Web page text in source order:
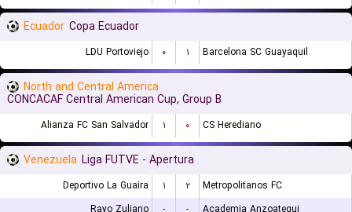
Ecuador Copa Ecuador
LDU Portoviejo ۰ ۱ Barcelona SC Guayaquil
North and Central America
CONCACAF Central American Cup, Group B
Alianza FC San Salvador ۱ ۰ CS Herediano
Venezuela Liga FUTVE - Apertura
Deportivo La Guaira ۱ ۲
Metropolitanos FC